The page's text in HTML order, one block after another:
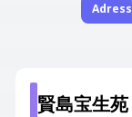
Adress
賢島宝生